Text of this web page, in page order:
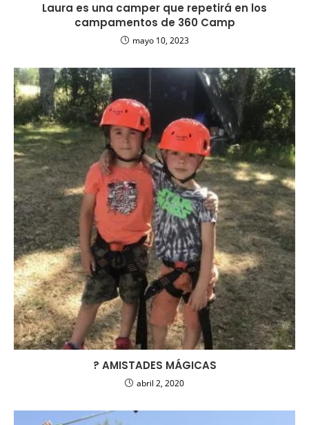
Laura es una camper que repetirá en los
campamentos de 360 Camp
mayo 10, 2023
? AMISTADES MÁGICAS
abril 2, 2020